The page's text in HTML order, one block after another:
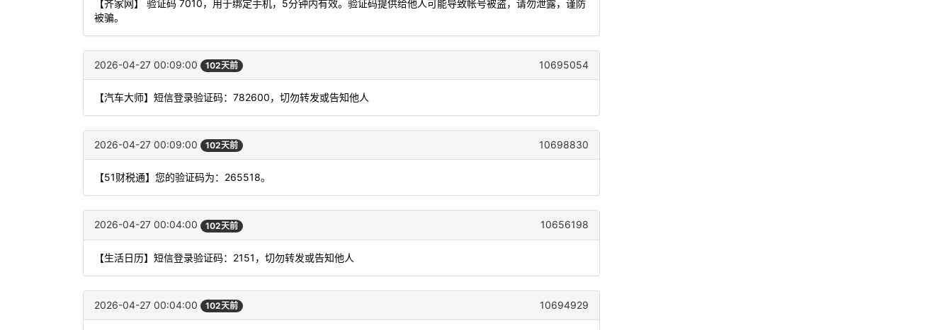
【齐家网】 验证码 7010，用于绑定手机，5分钟内有效。验证码提供给他人可能导致帐号被盗，请勿泄露，谨防
被骗。
2026-04-27 00:09:00 102天前 10695054
【汽车大师】短信登录验证码：782600，切勿转发或告知他人
2026-04-27 00:09:00 102天前 10698830
【51财税通】您的验证码为：265518。
2026-04-27 00:04:00 102天前 10656198
【生活日历】短信登录验证码：2151，切勿转发或告知他人
2026-04-27 00:04:00 102天前 10694929